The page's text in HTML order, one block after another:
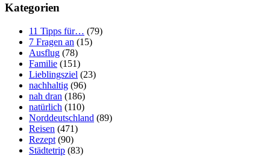
Kategorien
11 Tipps für… (79)
7 Fragen an (15)
Ausflug (78)
Familie (151)
Lieblingsziel (23)
nachhaltig (96)
nah dran (186)
natürlich (110)
Norddeutschland (89)
Reisen (471)
Rezept (90)
Städtetrip (83)